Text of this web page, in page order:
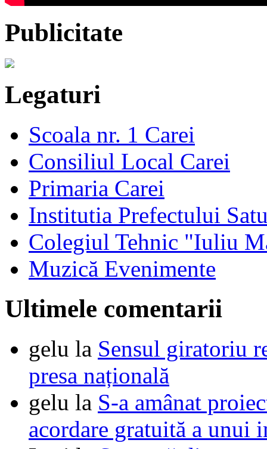
Publicitate
Legaturi
Scoala nr. 1 Carei
Consiliul Local Carei
Primaria Carei
Institutia Prefectului
Colegiul Tehnic "Iuliu
Muzică Evenimente
Ultimele comentarii
gelu la Sensul giratoriu
presa națională
gelu la S-a amânat
acordare gratuită a unui